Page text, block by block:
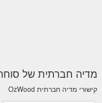
מדיה חברתית של סוחר
קישורי מדיה חברתית OzWood